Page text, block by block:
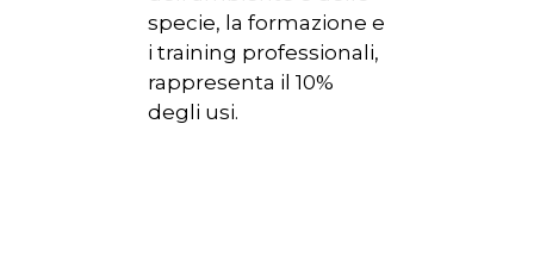
specie, la formazione e
i training professionali,
rappresenta il 10%
degli usi.